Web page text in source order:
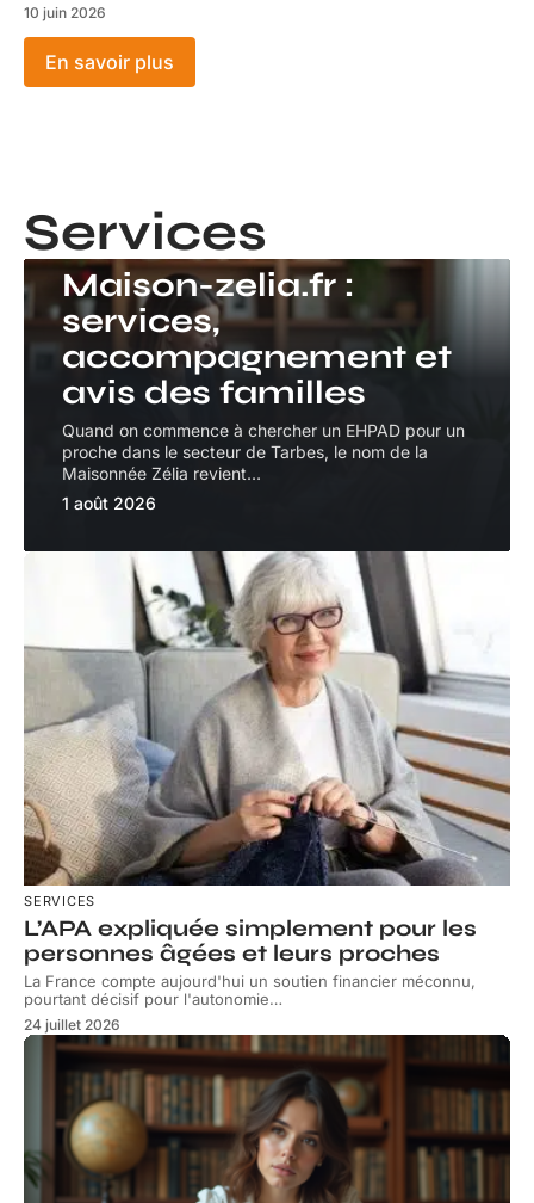
10 juin 2026
En savoir plus
Services
SERVICES
Maison-zelia.fr :
services,
accompagnement et
avis des familles
Quand on commence à chercher un EHPAD pour un
proche dans le secteur de Tarbes, le nom de la
Maisonnée Zélia revient…
1 août 2026
SERVICES
L’APA expliquée simplement pour les
personnes âgées et leurs proches
La France compte aujourd'hui un soutien financier méconnu,
pourtant décisif pour l'autonomie…
24 juillet 2026